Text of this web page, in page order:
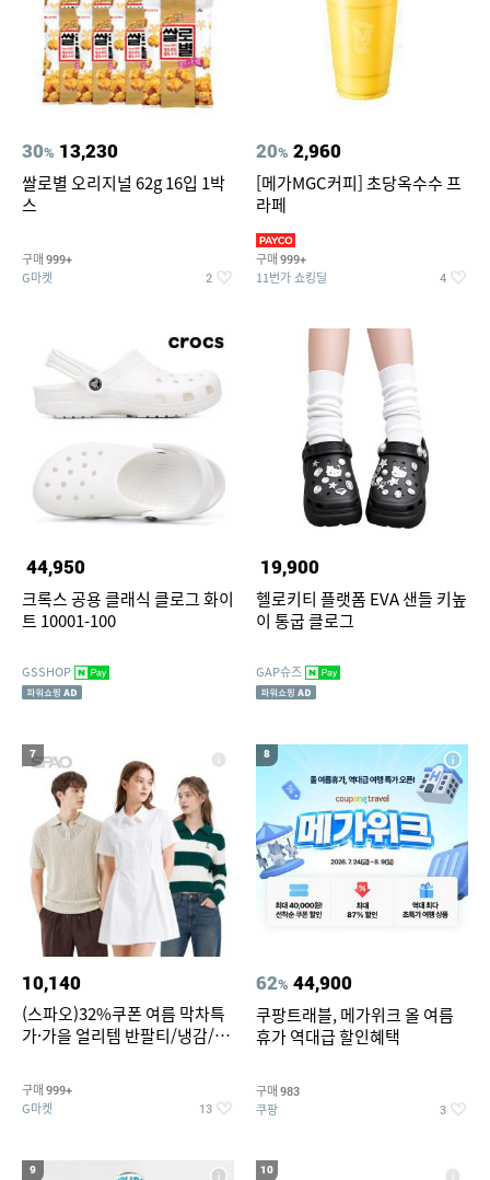
30% 13,230
쌀로별 오리지널 62g 16입 1박
스
구매 999+
G마켓 2
20% 2,960
[메가MGC커피] 초당옥수수 프
라페
구매 999+
11번가 쇼킹딜 4
44,950
크록스 공용 클래식 클로그 화이
트 10001-100
GSSHOP
19,900
헬로키티 플랫폼 EVA 샌들 키높
이 통굽 클로그
GAP슈즈
7
10,140
(스파오)32%쿠폰 여름 막차특
가·가을 얼리템 반팔티/냉감/반
건 외 ~74%OFF
구매 999+
G마켓 13
8
62% 44,900
쿠팡트래블, 메가위크 올 여름
휴가 역대급 할인혜택
구매 983
쿠팡 3
9 10